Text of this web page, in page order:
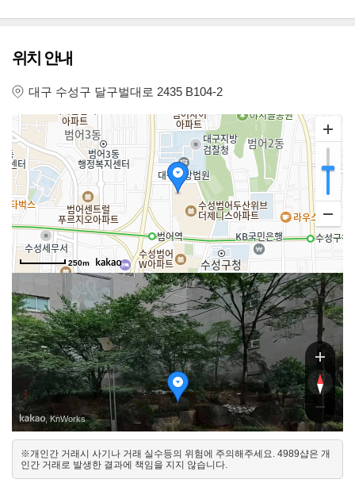
위치 안내
대구 수성구 달구벌대로 2435 B104-2
250m
구벌
구벌
북
, KnWorks
※개인간 거래시 사기나 거래 실수등의 위험에 주의해주세요. 4989샵은 개
인간 거래로 발생한 결과에 책임을 지지 않습니다.